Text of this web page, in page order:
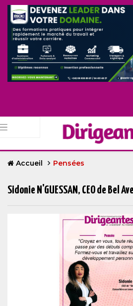
Accueil Pensées
Sidonie N'GUESSAN, CEO de Bel